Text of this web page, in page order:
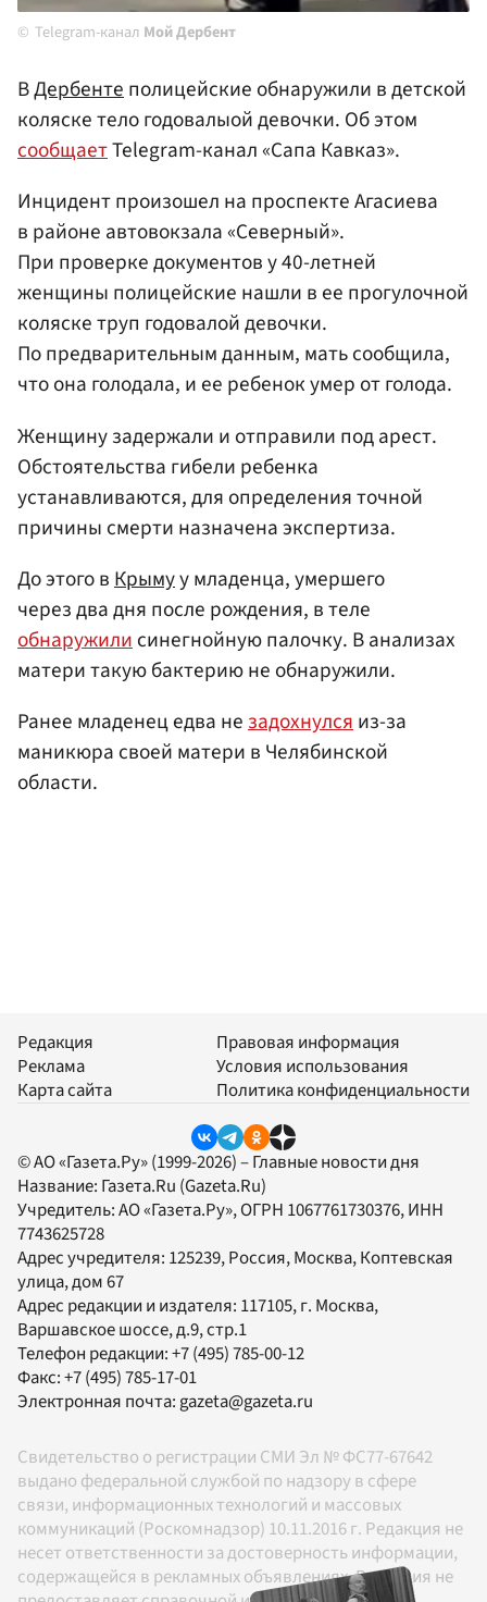
Telegram-канал Мой Дербент
ВДербентеполицейские обнаружили в детской
коляске тело годовалыой девочки. Об этом
сообщаетTelegram-канал «Сапа Кавказ».
Инцидент произошел на проспекте Агасиева
в районе автовокзала «Северный».
При проверке документов у 40-летней
женщины полицейские нашли в ее прогулочной
коляске труп годовалой девочки.
По предварительным данным, мать сообщила,
что она голодала, и ее ребенок умер от голода.
Женщину задержали и отправили под арест.
Обстоятельства гибели ребенка
устанавливаются, для определения точной
причины смерти назначена экспертиза.
До этого вКрымуу младенца, умершего
через два дня после рождения, в теле
обнаружилисинегнойную палочку. В анализах
матери такую бактерию не обнаружили.
Ранее младенец едва незадохнулсяиз-за
маникюра своей матери в Челябинской
области.
Редакция
Реклама
Карта сайта
Правовая информация
Условия использования
Политика конфиденциальности
© АО «Газета.Ру» (1999-2026) – Главные новости дня
Название: Газета.Ru (Gazeta.Ru)
Учредитель:АО «Газета.Ру», ОГРН 1067761730376, ИНН
7743625728
Адрес учредителя: 125239, Россия, Москва, Коптевская
улица, дом 67
Адрес редакции и издателя: 117105, г. Москва,
Варшавское шоссе, д.9, стр.1
Телефон редакции:+7 (495) 785-00-12
Факс:+7 (495) 785-17-01
Электронная почта:gazeta@gazeta.ru
Свидетельство о регистрации СМИ Эл № ФС77-67642
выдано федеральной службой по надзору в сфере
связи, информационных технологий и массовых
коммуникаций (Роскомнадзор) 10.11.2016 г. Редакция не
несет ответственности за достоверность информации,
содержащейся в рекламных объявлениях. Редакция не